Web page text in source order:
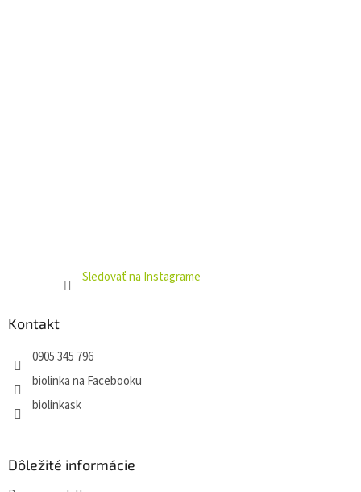
Sledovať na Instagrame
Kontakt
0905 345 796
biolinka na Facebooku
biolinkask
Dôležité informácie